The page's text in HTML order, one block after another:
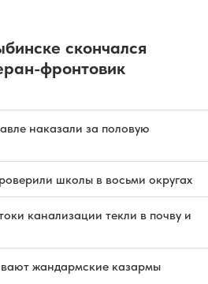
скончался
фронтовик
наказали за половую
школы в восьми округах
канализации текли в почву и
жандармские казармы